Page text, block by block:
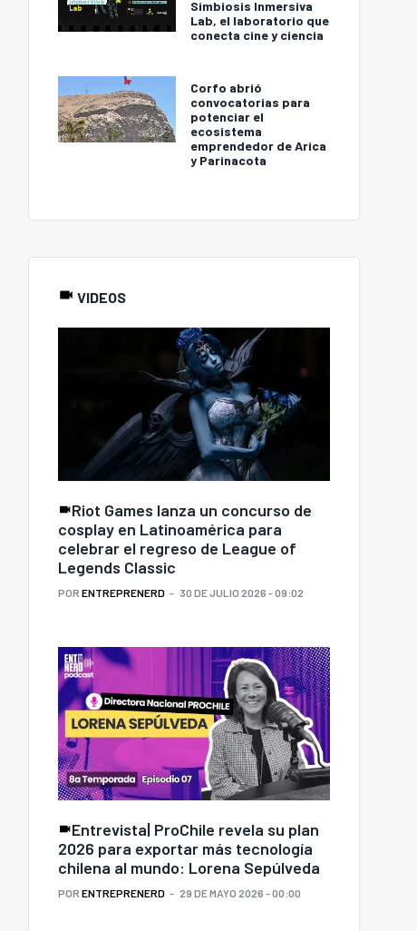
Foro ALIFAR 2026
impulsa consenso para
fortalecer al ISP y
avanzar hacia una
moderna
Colmenas Conectadas:
Proyecto de ciencia de
apicultura chilena
Simbiosis Inmersiva
Lab, el laboratorio que
conecta cine y ciencia
Corfo abrió
convocatorias para
potenciar el
ecosistema
emprendedor de Arica
y Parinacota
VIDEOS
Riot Games lanza un concurso de
cosplay en Latinoamérica para
celebrar el regreso de League of
Legends Classic
POR ENTREPRENERD 30 DE JULIO 2026 - 09:02
Entrevista| ProChile revela su plan
2026 para exportar más tecnología
chilena al mundo: Lorena Sepúlveda
POR ENTREPRENERD 29 DE MAYO 2026 - 00:00